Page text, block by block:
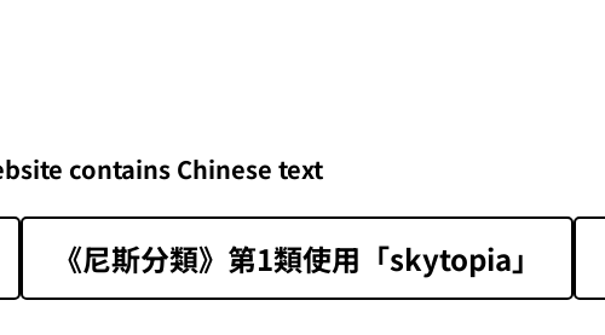
contains Chinese text
《尼斯分類》第1類‌使用「skytopia」